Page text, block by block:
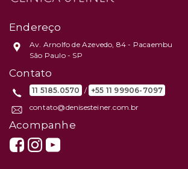
Endereço
Av. Arnolfo de Azevedo, 84 - Pacaembu
São Paulo - SP
Contato
11 5185.0570 / +55 11 99906-7097
contato@denisesteiner.com.br
Acompanhe